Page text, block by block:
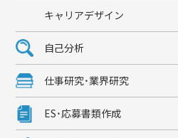
キャリアデザイン
自己分析
仕事研究・業界研究
ES・応募書類作成